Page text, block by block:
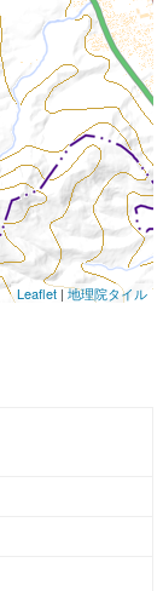
Leaflet|地理院タイル